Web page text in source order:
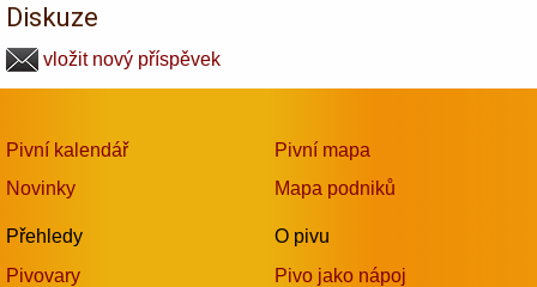
Diskuze
vložit nový příspěvek
Pivní kalendář
Novinky
Přehledy
Pivovary
Pivní mapa
Mapa podniků
O pivu
Pivo jako nápoj